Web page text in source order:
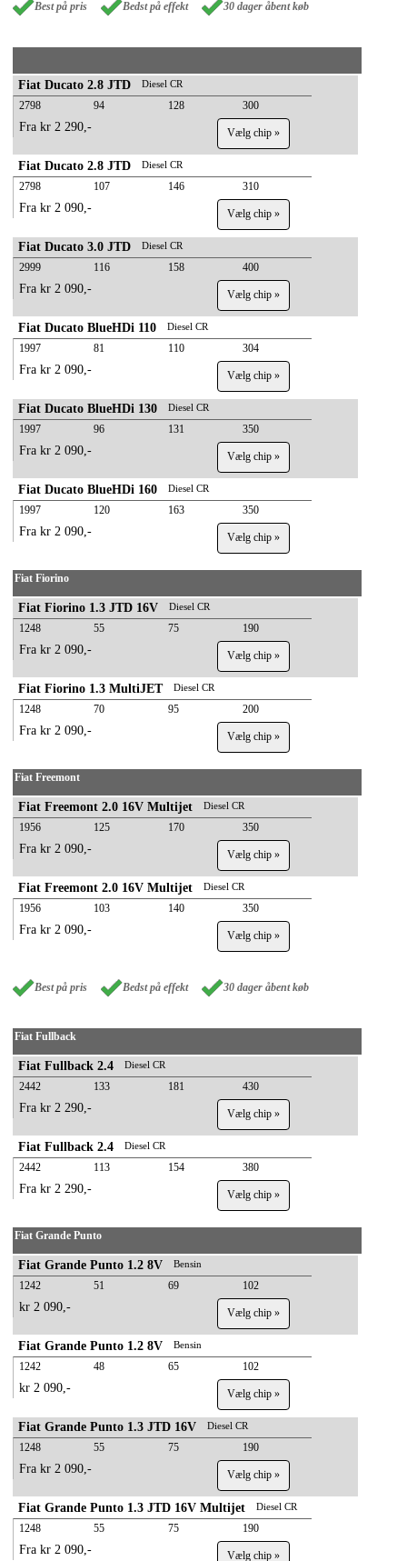
Best på pris Bedst på effekt 30 dager åbent køb
Fiat Ducato 2.8 JTD Diesel CR
2798 94 128 300
Fra kr 2 290,- Vælg chip »
Fiat Ducato 2.8 JTD Diesel CR
2798 107 146 310
Fra kr 2 090,- Vælg chip »
Fiat Ducato 3.0 JTD Diesel CR
2999 116 158 400
Fra kr 2 090,- Vælg chip »
Fiat Ducato BlueHDi 110 Diesel CR
1997 81 110 304
Fra kr 2 090,- Vælg chip »
Fiat Ducato BlueHDi 130 Diesel CR
1997 96 131 350
Fra kr 2 090,- Vælg chip »
Fiat Ducato BlueHDi 160 Diesel CR
1997 120 163 350
Fra kr 2 090,- Vælg chip »
Fiat Fiorino
Fiat Fiorino 1.3 JTD 16V Diesel CR
1248 55 75 190
Fra kr 2 090,- Vælg chip »
Fiat Fiorino 1.3 MultiJET Diesel CR
1248 70 95 200
Fra kr 2 090,- Vælg chip »
Fiat Freemont
Fiat Freemont 2.0 16V Multijet Diesel CR
1956 125 170 350
Fra kr 2 090,- Vælg chip »
Fiat Freemont 2.0 16V Multijet Diesel CR
1956 103 140 350
Fra kr 2 090,- Vælg chip »
Best på pris Bedst på effekt 30 dager åbent køb
Fiat Fullback
Fiat Fullback 2.4 Diesel CR
2442 133 181 430
Fra kr 2 290,- Vælg chip »
Fiat Fullback 2.4 Diesel CR
2442 113 154 380
Fra kr 2 290,- Vælg chip »
Fiat Grande Punto
Fiat Grande Punto 1.2 8V Bensin
1242 51 69 102
kr 2 090,- Vælg chip »
Fiat Grande Punto 1.2 8V Bensin
1242 48 65 102
kr 2 090,- Vælg chip »
Fiat Grande Punto 1.3 JTD 16V Diesel CR
1248 55 75 190
Fra kr 2 090,- Vælg chip »
Fiat Grande Punto 1.3 JTD 16V Multijet Diesel CR
1248 55 75 190
Fra kr 2 090,- Vælg chip »